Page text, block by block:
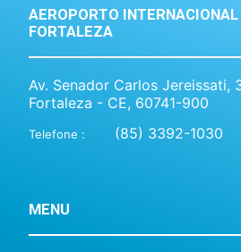
AEROPORTO INTERNACIONAL
FORTALEZA
Av. Senador Carlos Jereissati,
Fortaleza - CE, 60741-900
Telefone : (85) 3392-1030
MENU